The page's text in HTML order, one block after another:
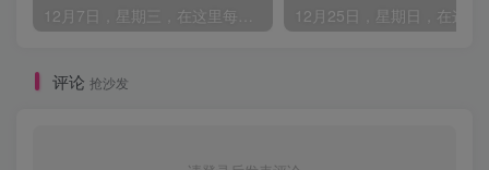
评论 抢沙发